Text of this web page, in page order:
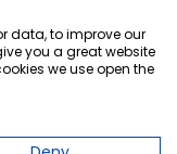
data, to improve our
you a great website
we use open the